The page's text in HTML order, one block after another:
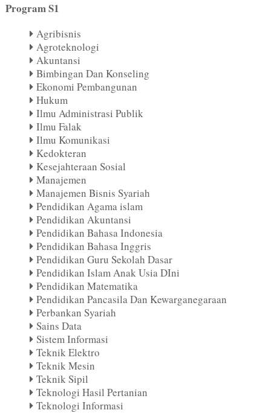
Program S1
Agribisnis
Agroteknologi
Akuntansi
Bimbingan Dan Konseling
Ekonomi Pembangunan
Hukum
Ilmu Administrasi Publik
Ilmu Falak
Ilmu Komunikasi
Kedokteran
Kesejahteraan Sosial
Manajemen
Manajemen Bisnis Syariah
Pendidikan Agama islam
Pendidikan Akuntansi
Pendidikan Bahasa Indonesia
Pendidikan Bahasa Inggris
Pendidikan Guru Sekolah Dasar
Pendidikan Islam Anak Usia DIni
Pendidikan Matematika
Pendidikan Pancasila Dan Kewarganegaraan
Perbankan Syariah
Sains Data
Sistem Informasi
Teknik Elektro
Teknik Mesin
Teknik Sipil
Teknologi Hasil Pertanian
Teknologi Informasi